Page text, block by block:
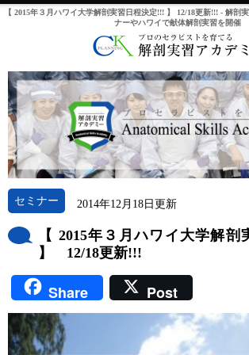
【 2015年３月ハワイ大学解剖実習日程決定!!! 】 12/18更新!!! - 解剖
ナーやハワイで献体解剖実習を開催
セミナー 2014年12月18日更新
【 2015年３月ハワイ大学解
】 12/18更新!!!
Share Post